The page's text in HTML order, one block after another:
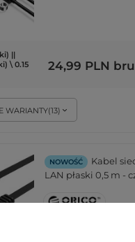
WARIANTY(13)
||
\ 0.15
24,99 PLN
NOWOŚĆ
Kabel
LAN płaski 0,5 m -